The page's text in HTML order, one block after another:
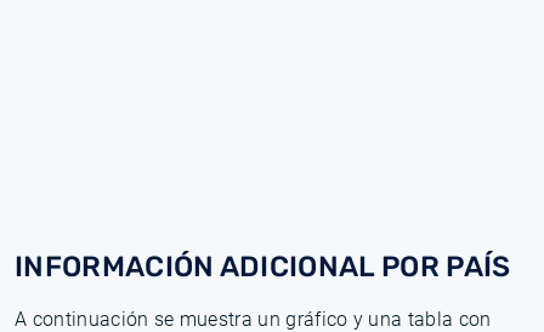
INFORMACIÓN ADICIONAL POR PAÍS
A continuación se muestra un gráfico y una tabla con